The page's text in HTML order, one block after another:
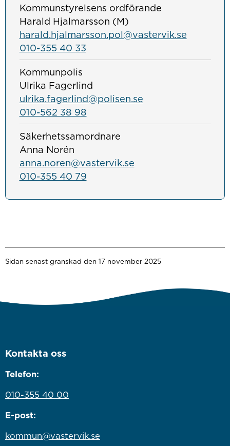
Kommunstyrelsens ordförande
Harald Hjalmarsson (M)
harald.hjalmarsson.pol@vastervik.se
010-355 40 33
Kommunpolis
Ulrika Fagerlind
ulrika.fagerlind@polisen.se
010-562 38 98
Säkerhetssamordnare
Anna Norén
anna.noren@vastervik.se
010-355 40 79
Sidan senast granskad den 17 november 2025
Kontakta oss
Telefon:
010-355 40 00
E-post:
kommun@vastervik.se